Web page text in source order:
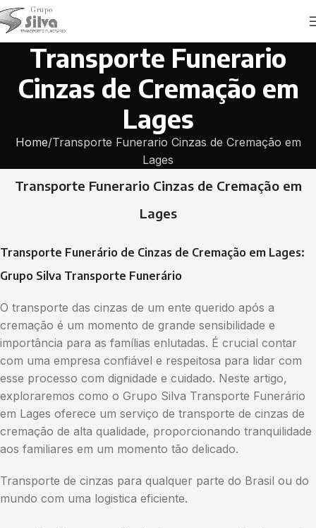
Transporte Funerario
Cinzas de Cremação em
Lages
Home Transporte Funerario Cinzas de Cremação em
Lages
Transporte Funerario Cinzas de Cremação em
Lages
Transporte Funerário de Cinzas de Cremação em Lages:
Grupo Silva Transporte Funerário
O transporte das cinzas de um ente querido após a
cremação é um momento de grande sensibilidade e
importância para as famílias enlutadas. É crucial contar
com uma empresa confiável e respeitosa para lidar com
esse processo com dignidade e cuidado. Neste artigo,
exploraremos como o Grupo Silva Transporte Funerário
em Lages oferece um serviço de transporte de cinzas de
cremação de alta qualidade, proporcionando tranquilidade
aos familiares em um momento tão delicado.
Transporte de cinzas para qualquer parte do Brasil ou do
mundo com uma logistica eficiente.